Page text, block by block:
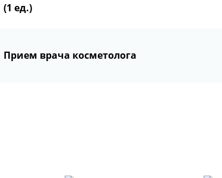
(1 ед.)
Прием врача косметолога